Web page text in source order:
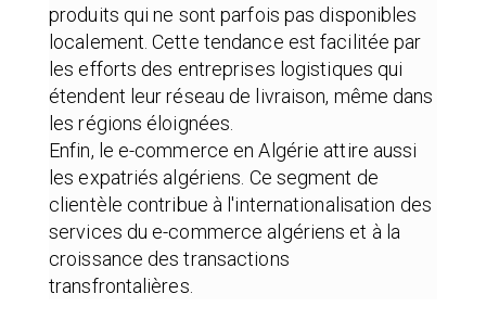
produits qui ne sont parfois pas disponibles
localement. Cette tendance est facilitée par
les efforts des entreprises logistiques qui
étendent leur réseau de livraison, même dans
les régions éloignées.
Enfin, le e-commerce en Algérie attire aussi
les expatriés algériens. Ce segment de
clientèle contribue à l'internationalisation des
services du e-commerce algériens et à la
croissance des transactions
transfrontalières.